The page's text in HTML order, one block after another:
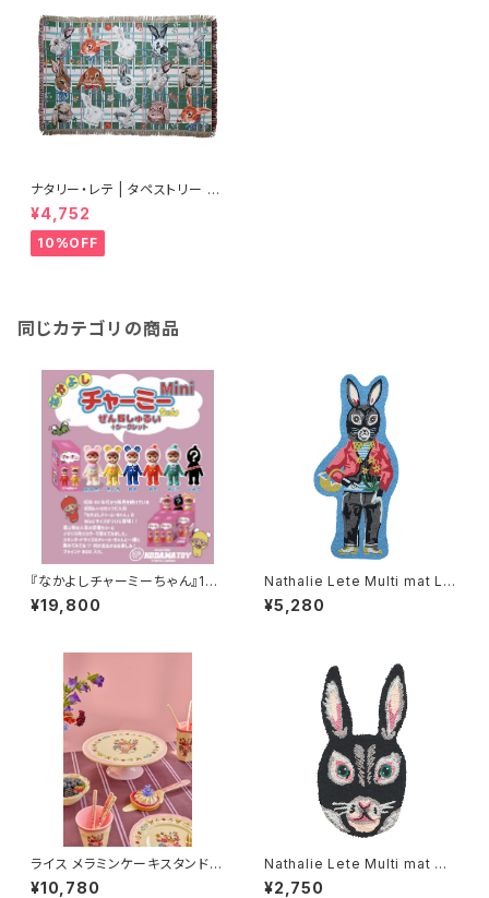
ナタリー・レテ | タペストリー ラ
グ ラビッツ | Tapestry Rug R
abbits
¥4,752
10%OFF
同じカテゴリの商品
『なかよしチャーミーちゃん』15c
mのMiniブラインドBOX ６個
入りセット
¥19,800
Nathalie Lete Multi mat L R
EGLISSE
¥5,280
ライス メラミンケーキスタンド
ナタリーレテ ピンク
¥10,780
Nathalie Lete Multi mat M
REGLISSE
¥2,750